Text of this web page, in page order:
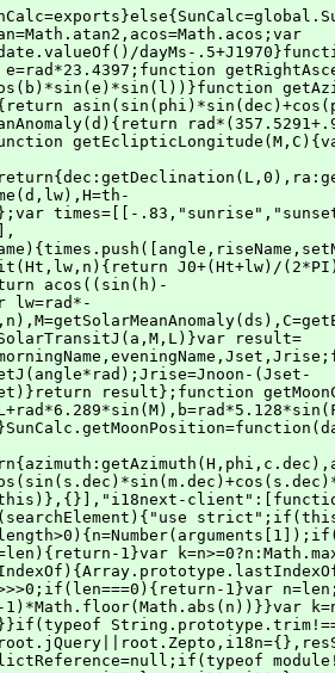
;if(todo===0)cb(errors,store)};if(typeof options.customLoad=="function"){options.customLoad(lngValue,nsValue,options,loadComplete)}else{sync._fetchOne(lngValue,nsValue,options,loadComplete)}})})}else{var loadComplete=function(err,data){cb(err,data)};if(typeof options.customLoad=="function"){options.customLoad(lngs,ns.namespaces,options,loadComplete)}else{var url=applyReplacement(options.resGetPath,{lng:lngs.join("+"),ns:ns.namespaces.join("+")});f.ajax({url:url,cache:options.cache,success:function(data,status,xhr){f.log("loaded: "+url);loadComplete(null,data)},error:function(xhr,status,error){f.log("failed loading: "+url);loadComplete("failed loading resource.json error: "+error)},dataType:"json",async:options.getAsync,timeout:options.ajaxTimeout})}}},_fetchOne:function(lng,ns,options,done){var url=applyReplacement(options.resGetPath,{lng:lng,ns:ns});f.ajax({url:url,cache:options.cache,success:function(data,status,xhr){f.log("loaded: "+url);done(null,data)},error:function(xhr,status,error){if(status&&status==200||xhr&&xhr.status&&xhr.status==200){f.error("There is a typo in: "+url)}else if(status&&status==404||xhr&&xhr.status&&xhr.status==404){f.log("Does not exist: "+url)}else{var theStatus=status?status:xhr&&xhr.status?xhr.status:null;f.log(theStatus+" when loading "+url)}done(error,{})},dataType:"json",async:options.getAsync,timeout:options.ajaxTimeout})},postMissing:function(lng,ns,key,defaultValue,lngs){var payload={};payload[key]=defaultValue;var urls=[];if(o.sendMissingTo==="fallback"&&o.fallbackLng[0]!==false){for(var i=0;i<o.fallbackLng.length;i++){urls.push({lng:o.fallbackLng[i],url:applyReplacement(o.resPostPath,{lng:o.fallbackLng[i],ns:ns})})}}else if(o.sendMissingTo==="current"||o.sendMissingTo==="fallback"&&o.fallbackLng[0]===false){urls.push({lng:lng,url:applyReplacement(o.resPostPath,{lng:lng,ns:ns})})}else if(o.sendMissingTo==="all"){for(var i=0,l=lngs.length;i<l;i++){urls.push({lng:lngs[i],url:applyReplacement(o.resPostPath,{lng:lngs[i],ns:ns})})}}for(var y=0,len=urls.length;y<len;y++){var item=urls[y];f.ajax({url:item.url,type:o.sendType,data:payload,success:function(data,status,xhr){f.log("posted missing key '"+key+"' to: "+item.url);var keys=key.split(".");var x=0;var value=resStore[item.lng][ns];while(keys[x]){if(x===keys.length-1){value=value[keys[x]]=defaultValue}else{value=value[keys[x]]=value[keys[x]]||{}}x++}},error:function(xhr,status,error){f.log("failed posting missing key '"+key+"' to: "+item.url)},dataType:"json",async:o.postAsync,timeout:o.ajaxTimeout})}},reload:reload};var